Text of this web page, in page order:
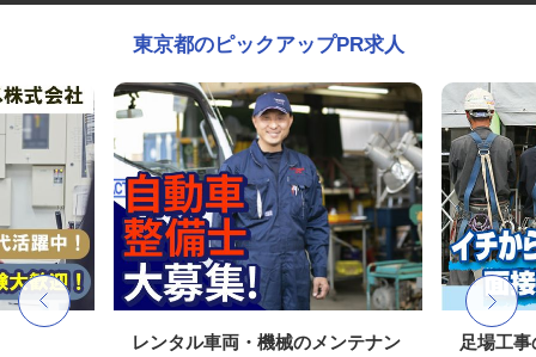
東京都のピックアップPR求人
レンタル車両・機械のメンテナン
足場工